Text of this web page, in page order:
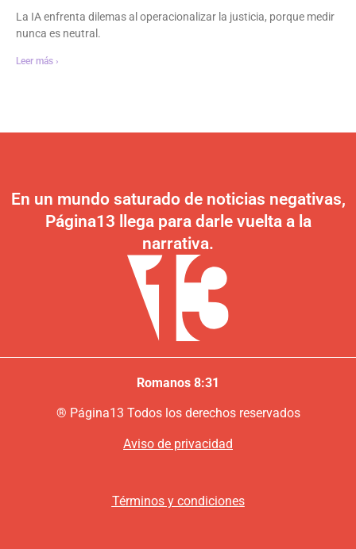
La IA enfrenta dilemas al operacionalizar la justicia, porque medir
nunca es neutral.
Leer más ›
En un mundo saturado de noticias negativas,
Página13 llega para darle vuelta a la
narrativa.
Romanos 8:31
® Página13 Todos los derechos reservados
Aviso de privacidad
Términos y condiciones